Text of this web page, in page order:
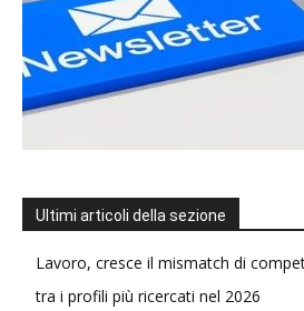
Ultimi articoli della sezione
Lavoro, cresce il mismatch di
tra i profili più ricercati nel 2026